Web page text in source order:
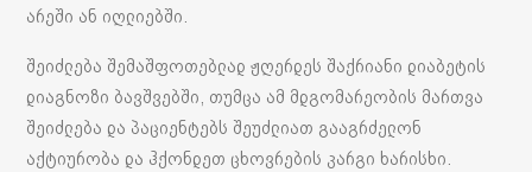
არეში ან იღლიებში.
შეიძლება შემაშფოთებლად ჟღერდეს შაქრიანი დიაბეტის
დიაგნოზი ბავშვებში, თუმცა ამ მდგომარეობის მართვა
შეიძლება და პაციენტებს შეუძლიათ გააგრძელონ
აქტიურობა და ჰქონდეთ ცხოვრების კარგი ხარისხი.